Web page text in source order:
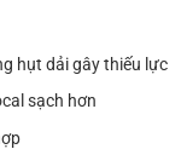
hụt dải gây thiếu lực
sạch hơn